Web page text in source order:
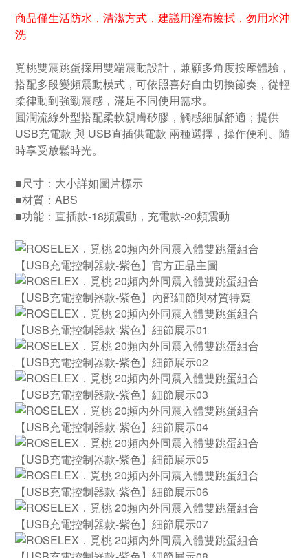
商品僅生活防水，清潔方式，建議用溼布擦拭，勿用水沖
洗
覓桃雙震跳蛋採用雙端震動設計，兼顧多角度按摩體驗，
搭配多段變頻震動模式，可依照喜好自由切換節奏，從輕
柔律動到強勁震感，滿足不同使用需求。
圓潤流線外型搭配柔軟親膚矽膠，觸感細膩舒適；提供
USB充電款 與 USB直插供電款 兩種選擇，操作便利、隨
時享受放鬆時光。
■尺寸：大小詳如圖片標示
■材質：ABS
■功能：直插款-18頻震動，充電款-20頻震動